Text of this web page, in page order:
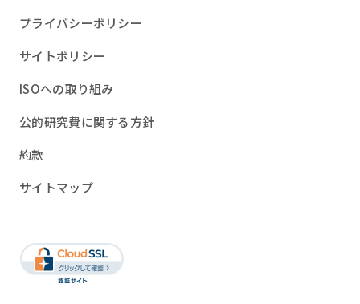
プライバシーポリシー
サイトポリシー
ISOへの取り組み
公的研究費に関する方針
約款
サイトマップ